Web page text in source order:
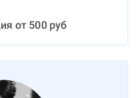
от 500руб